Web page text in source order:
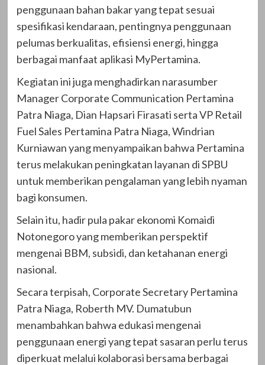
penggunaan bahan bakar yang tepat sesuai
spesifikasi kendaraan, pentingnya penggunaan
pelumas berkualitas, efisiensi energi, hingga
berbagai manfaat aplikasi MyPertamina.
Kegiatan ini juga menghadirkan narasumber
Manager Corporate Communication Pertamina
Patra Niaga, Dian Hapsari Firasati serta VP Retail
Fuel Sales Pertamina Patra Niaga, Windrian
Kurniawan yang menyampaikan bahwa Pertamina
terus melakukan peningkatan layanan di SPBU
untuk memberikan pengalaman yang lebih nyaman
bagi konsumen.
Selain itu, hadir pula pakar ekonomi Komaidi
Notonegoro yang memberikan perspektif
mengenai BBM, subsidi, dan ketahanan energi
nasional.
Secara terpisah, Corporate Secretary Pertamina
Patra Niaga, Roberth MV. Dumatubun
menambahkan bahwa edukasi mengenai
penggunaan energi yang tepat sasaran perlu terus
diperkuat melalui kolaborasi bersama berbagai